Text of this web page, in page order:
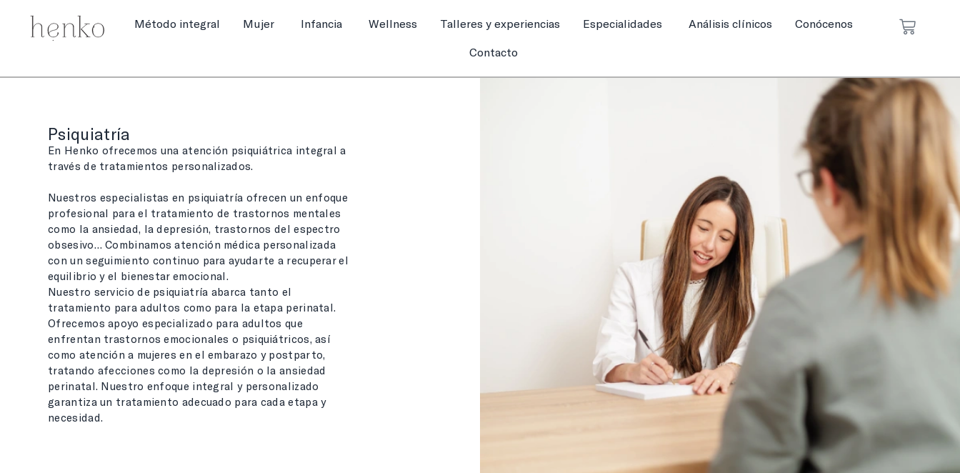
Método integral Mujer Infancia Wellness Talleres y experiencias Especialidades Análisis clínicos Conócenos
Contacto
Psiquiatría
En Henko ofrecemos una atención psiquiátrica integral a
través de tratamientos personalizados.
Nuestros especialistas en psiquiatría ofrecen un enfoque
profesional para el tratamiento de trastornos mentales
como la ansiedad, la depresión, trastornos del espectro
obsesivo… Combinamos atención médica personalizada
con un seguimiento continuo para ayudarte a recuperar el
equilibrio y el bienestar emocional.
Nuestro servicio de psiquiatría abarca tanto el
tratamiento para adultos como para la etapa perinatal.
Ofrecemos apoyo especializado para adultos que
enfrentan trastornos emocionales o psiquiátricos, así
como atención a mujeres en el embarazo y postparto,
tratando afecciones como la depresión o la ansiedad
perinatal. Nuestro enfoque integral y personalizado
garantiza un tratamiento adecuado para cada etapa y
necesidad.